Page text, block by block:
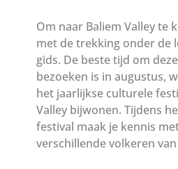
Om naar Baliem Valley te
met de trekking onder de
gids. De beste tijd om
bezoeken is in augustus,
het jaarlijkse culturele
Valley bijwonen. Tijdens
festival maak je kennis
verschillende volkeren van